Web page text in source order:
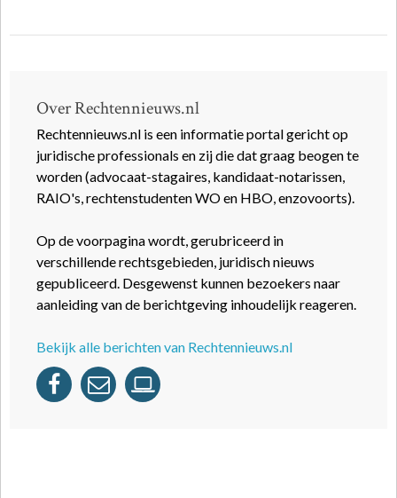
Over Rechtennieuws.nl
Rechtennieuws.nl is een informatie portal gericht op
juridische professionals en zij die dat graag beogen te
worden (advocaat-stagaires, kandidaat-notarissen,
RAIO's, rechtenstudenten WO en HBO, enzovoorts).
Op de voorpagina wordt, gerubriceerd in
verschillende rechtsgebieden, juridisch nieuws
gepubliceerd. Desgewenst kunnen bezoekers naar
aanleiding van de berichtgeving inhoudelijk reageren.
Bekijk alle berichten van Rechtennieuws.nl